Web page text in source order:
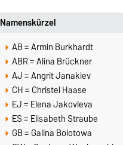
Namenskürzel
AB = Armin Burkhardt
ABR = Alina Brückner
AJ = Angrit Janakiev
CH = Christel Haase
EJ = Elena Jakovleva
ES = Elisabeth Straube
GB = Galina Bolotowa